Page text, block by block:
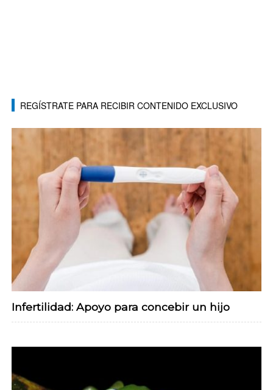
REGÍSTRATE PARA RECIBIR CONTENIDO EXCLUSIVO
Infertilidad: Apoyo para concebir un hijo